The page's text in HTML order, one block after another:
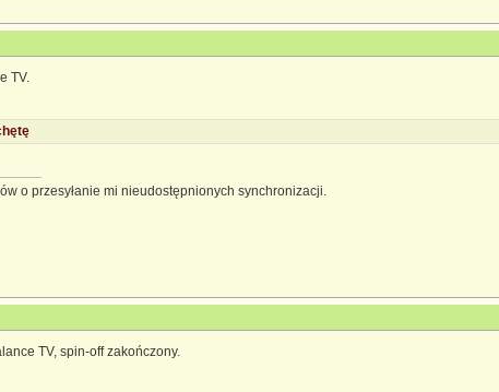
TV.
o przesyłanie mi nieudostępnionych synchronizacji.
TV, spin-off zakończony.